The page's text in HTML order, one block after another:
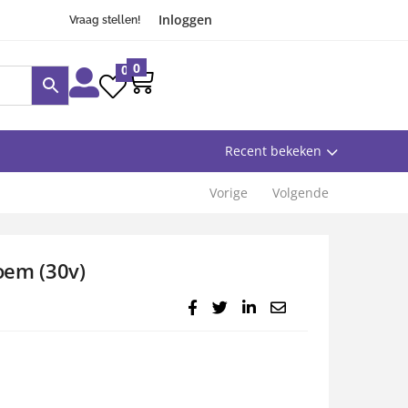
Vraag stellen! Inloggen
0 0
Recent bekeken
Vorige Volgende
(30v)